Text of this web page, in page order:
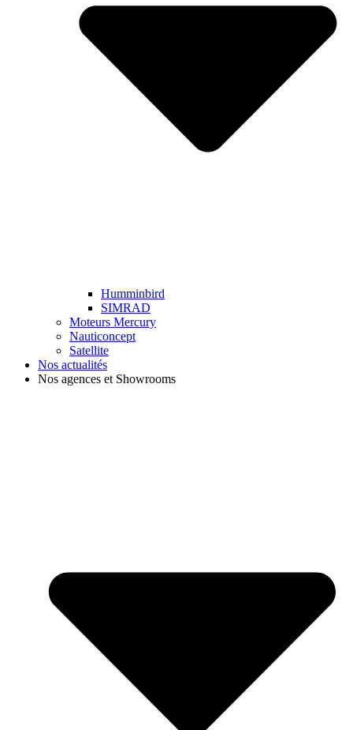
Humminbird
SIMRAD
Moteurs Mercury
Nauticoncept
Satellite
Nos actualités
Nos agences et Showrooms